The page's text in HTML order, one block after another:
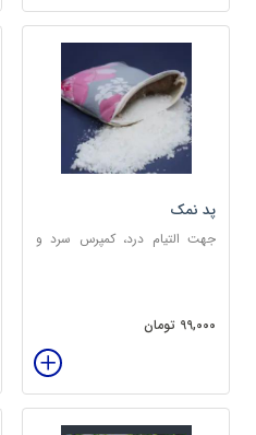
پد نمک
جهت التیام درد، کمپرس سرد و
99,000 تومان